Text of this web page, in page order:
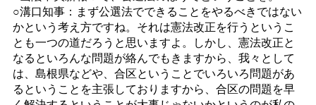
○溝口知事：まず公選法でできることをやるべきではない
かという考え方ですね。それは憲法改正を行うというこ
とも一つの道だろうと思いますよ。しかし、憲法改正と
なるといろんな問題が絡んでもきますから、我々として
は、島根県などや、合区ということでいろいろ問題があ
るということを主張しておりますから、合区の問題を早